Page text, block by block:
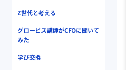
Z世代と考える
グロービス講師がCFOに聞いて
みた
学び交換